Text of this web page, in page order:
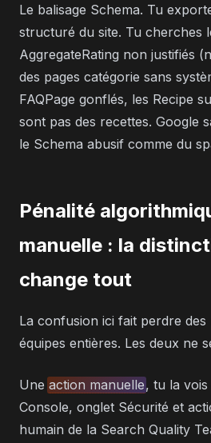
Le balisage Schema. Tu
structuré du site. Tu cherches
AggregateRating non justifiés
des pages catégorie sans
FAQPage gonflés, les Recipe
sont pas des recettes. Google
le Schema abusif comme du
Pénalité
manuelle : la
change tout
La confusion ici fait perdre des
équipes entières. Les deux ne
Une action manuelle, tu la
Console, onglet Sécurité et
humain de la Search Quality